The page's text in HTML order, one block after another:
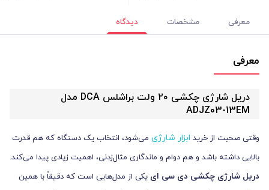
معرفی مشخصات دیدگاه
معرفی
دریل شارژی چکشی ۲۰ ولت براشلس DCA مدل
ADJZ03-13EM
وقتی صحبت از خرید ابزار شارژی می‌شود، انتخاب یک دستگاه که هم قدرت
بالایی داشته باشد و هم دوام و ماندگاری مثال‌زدنی، اهمیت زیادی پیدا می‌کند.
دریل شارژی چکشی دی سی ای یکی از مدل‌هایی است که دقیقاً با همین